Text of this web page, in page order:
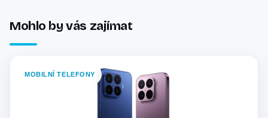
Mohlo by vás zajímat
MOBILNÍ TELEFONY